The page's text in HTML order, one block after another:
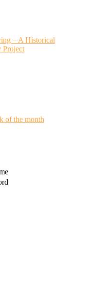
– A Historical
Project
of the month